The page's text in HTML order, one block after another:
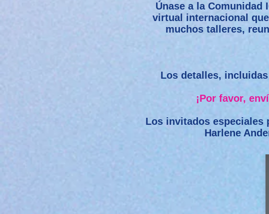
Únase a la Comunidad
virtual internacional
muchos talleres,
Los detalles,
¡Por favor,
Los invitados especiales
Harlene